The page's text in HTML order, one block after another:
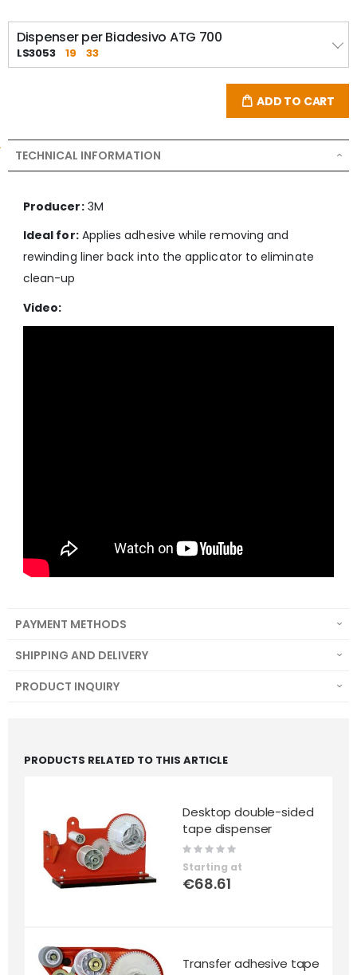
Dispenser per Biadesivo ATG 700
LS3053 19 33
ADD TO CART
TECHNICAL INFORMATION
Producer:3M
Ideal for:Applies adhesive while removing and
rewinding liner back into the applicator to eliminate
clean-up
Video:
PAYMENT METHODS
SHIPPING AND DELIVERY
PRODUCT INQUIRY
PRODUCTS RELATED TO THIS ARTICLE
Desktop double-sided
tape dispenser
Rating:
0%
Starting at
€68.61
Transfer adhesive tape